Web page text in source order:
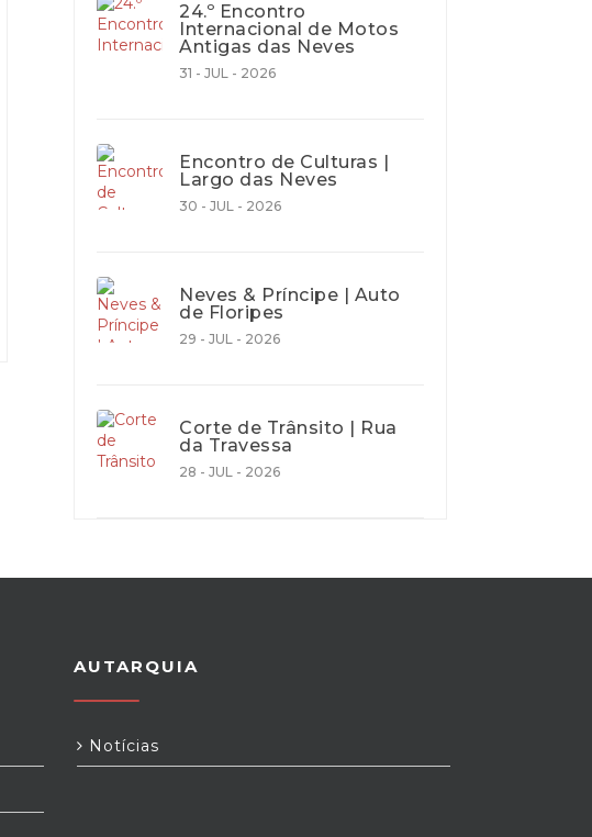
24.º Encontro
Internacional de Motos
Antigas das Neves
31 - JUL - 2026
Encontro de Culturas |
Largo das Neves
30 - JUL - 2026
Neves & Príncipe | Auto
de Floripes
29 - JUL - 2026
Corte de Trânsito | Rua
da Travessa
28 - JUL - 2026
AUTARQUIA
Notícias